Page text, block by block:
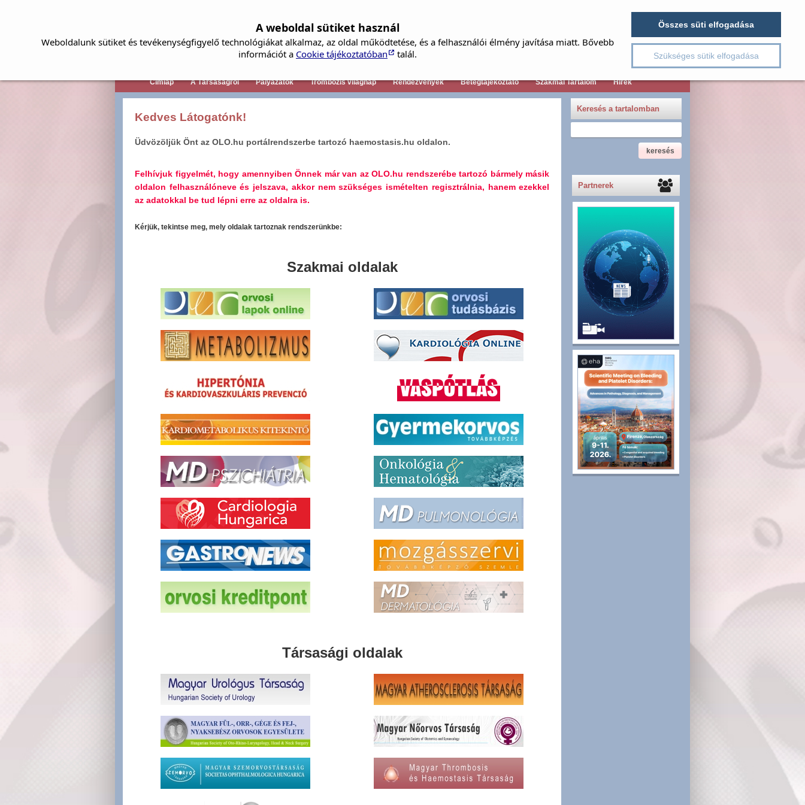
Tagfelvételi kérelem
Címlap A Társaságról Pályázatok Trombózis világnap Rendezvények Betegtájékoztató Szakmai Tartalom Hírek
Kedves Látogatónk!
Üdvözöljük Önt az OLO.hu portálrendszerbe tartozó haemostasis.hu oldalon.
Felhívjuk figyelmét, hogy amennyiben Önnek már van az OLO.hu rendszerébe tartozó bármely másik
oldalon felhasználóneve és jelszava, akkor nem szükséges ismételten regisztrálnia, hanem ezekkel
az adatokkal be tud lépni erre az oldalra is.
Kérjük, tekintse meg, mely oldalak tartoznak rendszerünkbe:
Szakmai oldalak
Társasági oldalak
Keresés a tartalomban
Partnerek
A weboldal sütiket használ
Weboldalunk sütiket és tevékenységfigyelő technológiákat alkalmaz, az oldal működtetése, és a felhasználói élmény javítása miatt. Bővebb
információt a Cookie tájékoztatóban talál.
Összes süti elfogadása
Szükséges sütik elfogadása